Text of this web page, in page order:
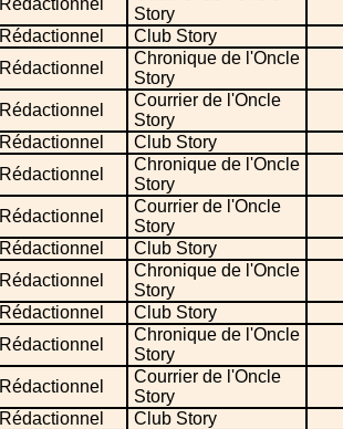
Story
Rédactionnel
Club Story
Rédactionnel
Chronique de l'Oncle
Story
Rédactionnel
Courrier de l'Oncle
Story
Rédactionnel
Club Story
Rédactionnel
Chronique de l'Oncle
Story
Rédactionnel
Courrier de l'Oncle
Story
Rédactionnel
Club Story
Rédactionnel
Chronique de l'Oncle
Story
Rédactionnel
Club Story
Rédactionnel
Chronique de l'Oncle
Story
Rédactionnel
Courrier de l'Oncle
Story
Rédactionnel
Club Story